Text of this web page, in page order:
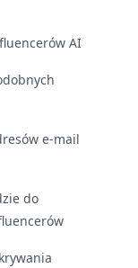
AI
e-mail
do